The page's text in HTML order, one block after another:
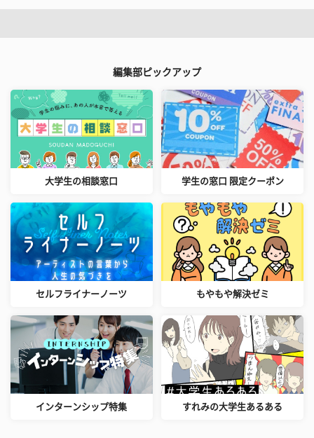
編集部ピックアップ
大学生の相談窓口 学生の窓口 限定クーポン
セルフライナーノーツ もやもや解決ゼミ
インターンシップ特集 すれみの大学生あるある